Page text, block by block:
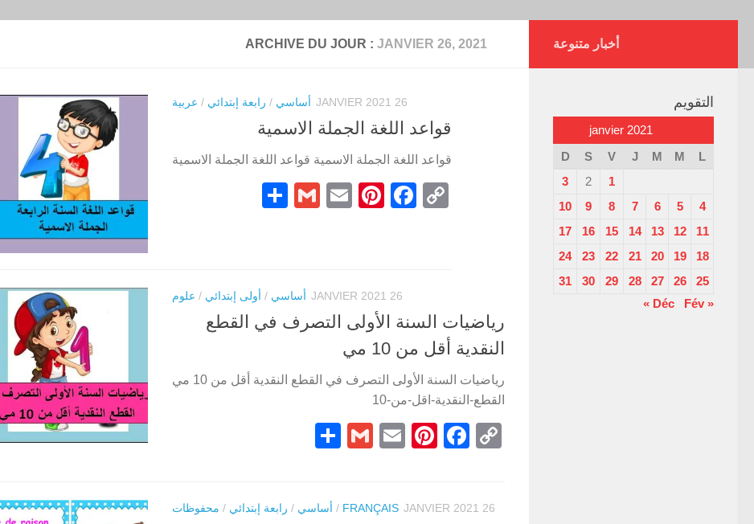
ARCHIVE DU JOUR : JANVIER 26, 2021
أساسي / رابعة إبتدائي / عربية 26 JANVIER 2021
قواعد اللغة الجملة الاسمية
قواعد اللغة الجملة الاسمية قواعد اللغة الجملة الاسمية
Copy
Facebook
Pinterest
Email
Gmail
أساسي / أولى إبتدائي / علوم 26 JANVIER 2021
رياضيات السنة الأولى التصرف في القطع
النقدية أقل من 10 مي
رياضيات السنة الأولى التصرف في القطع النقدية أقل من 10 مي
القطع-النقدية-اقل-من-10
Copy
Facebook
Pinterest
Email
Gmail
FRANÇAIS
/ أساسي / رابعة إبتدائي / محفوظات 26 JANVIER 2021
أخبار متنوعة
التقويم
janvier 2021
L
M
M
J
V
S
D
1
2
3
4
5
6
7
8
9
10
11
12
13
14
15
16
17
18
19
20
21
22
23
24
25
26
27
28
29
30
31
« Déc
Fév »